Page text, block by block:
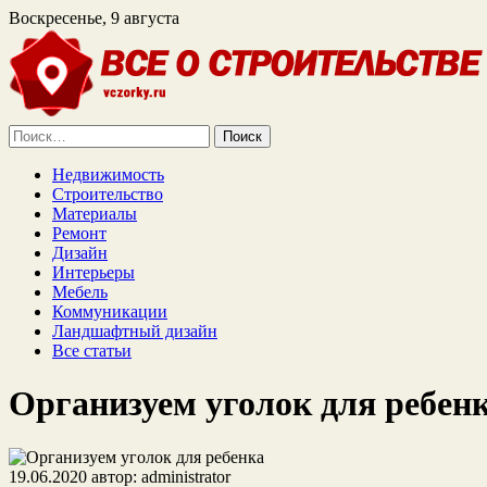
Воскресенье, 9 августа
Найти:
Недвижимость
Строительство
Материалы
Ремонт
Дизайн
Интерьеры
Мебель
Коммуникации
Ландшафтный дизайн
Все статьи
Организуем уголок для
19.06.2020 автор: administrator